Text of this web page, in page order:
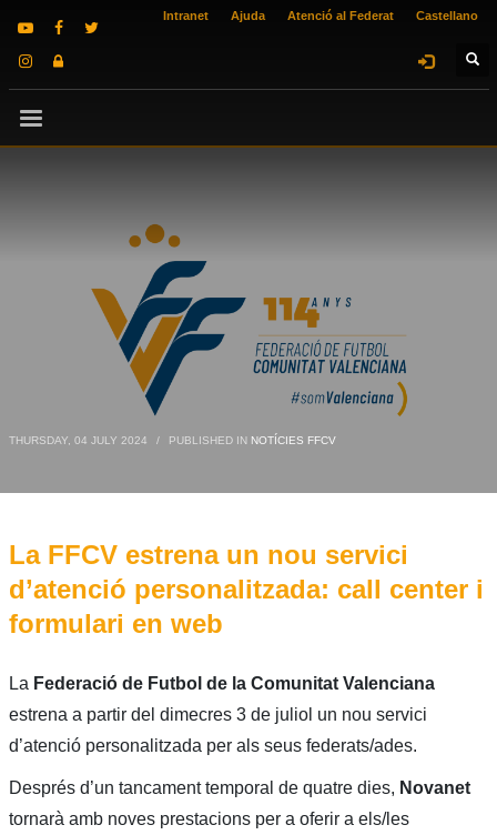
Intranet Ajuda Atenció al Federat Castellano
THURSDAY, 04 JULY 2024 / PUBLISHED IN NOTÍCIES FFCV
La FFCV estrena un nou servici
d’atenció personalitzada: call center i
formulari en web
La Federació de Futbol de la Comunitat Valenciana
estrena a partir del dimecres 3 de juliol un nou servici
d’atenció personalitzada per als seus federats/ades.
Després d’un tancament temporal de quatre dies, Novanet
tornarà amb noves prestacions per a oferir a els/les